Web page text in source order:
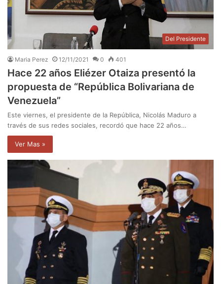
Del Presidente
Maria Perez 12/11/2021 0 401
Hace 22 años Eliézer Otaiza presentó la
propuesta de “República Bolivariana de
Venezuela”
Este viernes, el presidente de la República, Nicolás Maduro a
través de sus redes sociales, recordó que hace 22 años…
Ver Mas »